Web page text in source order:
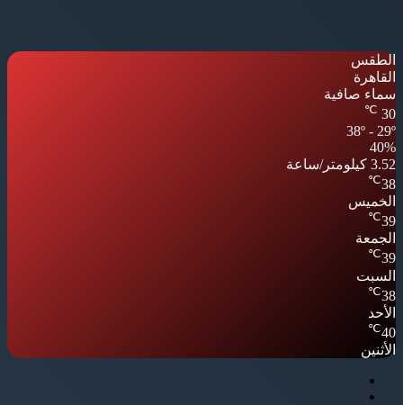
الطقس
القاهرة
سماء صافية
30
℃
38º - 29º
40%
3.52 كيلومتر/ساعة
38
℃
الخميس
39
℃
الجمعة
39
℃
السبت
38
℃
الأحد
40
℃
الأثنين